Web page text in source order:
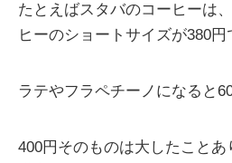
たとえばスタバのコーヒーは
ヒーのショートサイズが380円
ラテやフラペチーノになると
400円そのものは大したことあ